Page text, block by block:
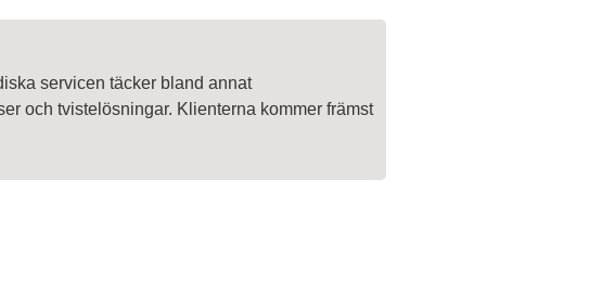
servicen täcker bland annat
och tvistelösningar. Klienterna kommer främst